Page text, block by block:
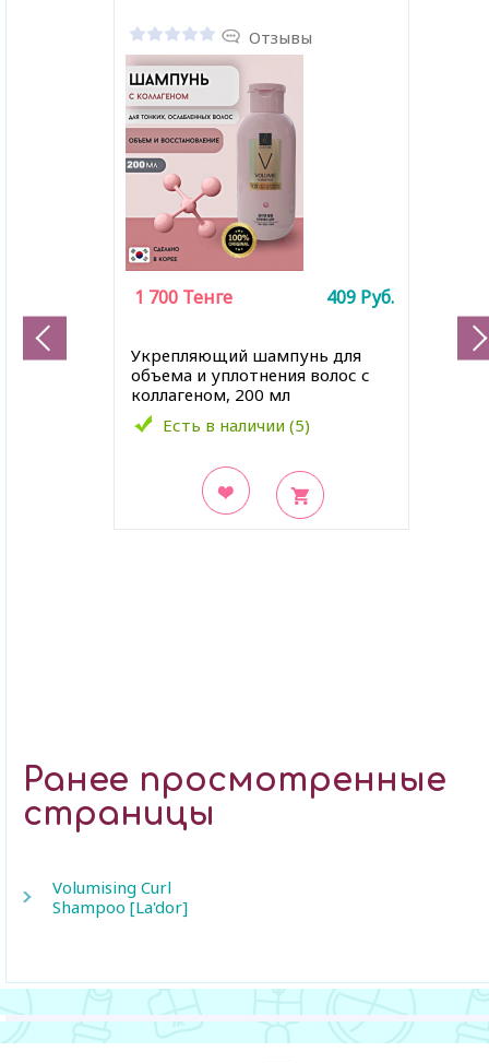
Отзывы
Укрепляющий шампунь для
объема и уплотнения волос с
коллагеном, 200 мл
Есть в наличии (5)
1 700 Тенге 409 Руб.
Ранее просмотренные
страницы
Volumising Curl
Shampoo [La'dor]